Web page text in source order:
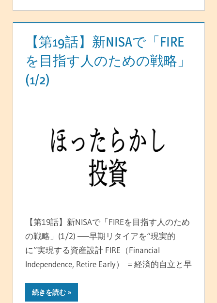
【第19話】新NISAで「FIRE
を目指す人のための戦略」
(1/2)
【第19話】新NISAで「FIREを目指す人のため
の戦略」(1/2) ──早期リタイアを“現実的
に”実現する資産設計 FIRE（Financial
Independence, Retire Early） ＝経済的自立と早
続きを読む